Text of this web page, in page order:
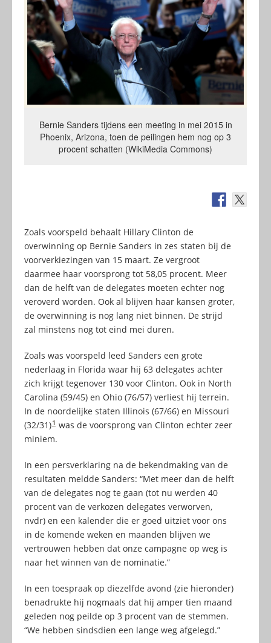
Bernie Sanders tijdens een meeting in mei 2015 in
Phoenix, Arizona, toen de peilingen hem nog op 3
procent schatten (WikiMedia Commons)
Zoals voorspeld behaalt Hillary Clinton de
overwinning op Bernie Sanders in zes staten bij de
voorverkiezingen van 15 maart. Ze vergroot
daarmee haar voorsprong tot 58,05 procent. Meer
dan de helft van de delegates moeten echter nog
veroverd worden. Ook al blijven haar kansen groter,
de overwinning is nog lang niet binnen. De strijd
zal minstens nog tot eind mei duren.
Zoals was voorspeld leed Sanders een grote
nederlaag in Florida waar hij 63 delegates achter
zich krijgt tegenover 130 voor Clinton. Ook in North
Carolina (59/45) en Ohio (76/57) verliest hij terrein.
In de noordelijke staten Illinois (67/66) en Missouri
(32/31)1 was de voorsprong van Clinton echter zeer
miniem.
In een persverklaring na de bekendmaking van de
resultaten meldde Sanders: “Met meer dan de helft
van de delegates nog te gaan (tot nu werden 40
procent van de verkozen delegates verworven,
nvdr) en een kalender die er goed uitziet voor ons
in de komende weken en maanden blijven we
vertrouwen hebben dat onze campagne op weg is
naar het winnen van de nominatie.”
In een toespraak op diezelfde avond (zie hieronder)
benadrukte hij nogmaals dat hij amper tien maand
geleden nog peilde op 3 procent van de stemmen.
“We hebben sindsdien een lange weg afgelegd.”